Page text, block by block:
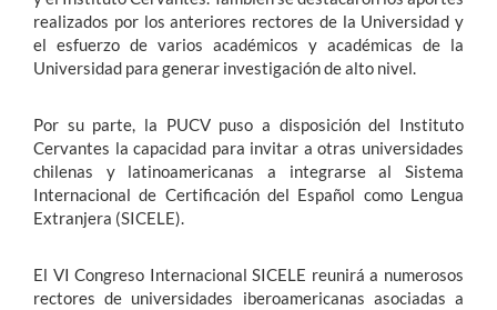
realizados por los anteriores rectores de la Universidad y
el esfuerzo de varios académicos y académicas de la
Universidad para generar investigación de alto nivel.
Por su parte, la PUCV puso a disposición del Instituto
Cervantes la capacidad para invitar a otras universidades
chilenas y latinoamericanas a integrarse al Sistema
Internacional de Certificación del Español como Lengua
Extranjera (SICELE).
El VI Congreso Internacional SICELE reunirá a numerosos
rectores de universidades iberoamericanas asociadas a